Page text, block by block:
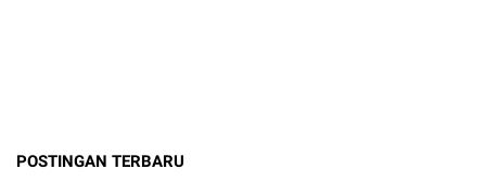
POSTINGAN TERBARU